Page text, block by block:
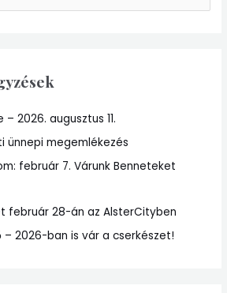
2026. augusztus 11.
ünnepi megemlékezés
február 7. Várunk Benneteket
február 28-án az AlsterCityben
2026-ban is vár a cserkészet!